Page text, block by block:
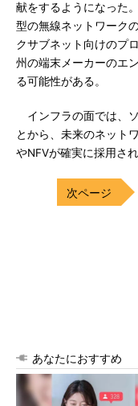
献をするようになった
型の無線ネットワーク
クサブネット向けのプ
州の端末メーカーのエ
る可能性がある。
インフラの面では、
とから、未来のネット
やNFVが確実に採用さ
あなたにおすすめ